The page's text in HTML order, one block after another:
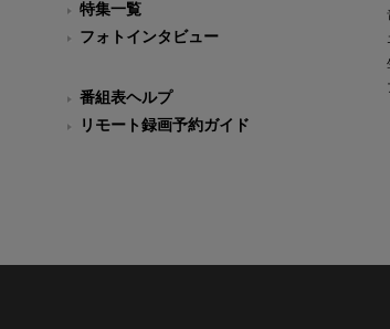
特集一覧
フォトインタビュー
番組表ヘルプ
リモート録画予約ガイド